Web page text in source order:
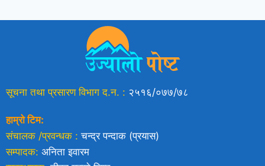
सूचना तथा प्रसारण विभाग द.न. : २५१६/०७७/७८
हाम्रो टिम:
संचालक /प्रवन्धक : चन्द्र पन्दाक (प्रयास)
सम्पादक: अनिता इवारम